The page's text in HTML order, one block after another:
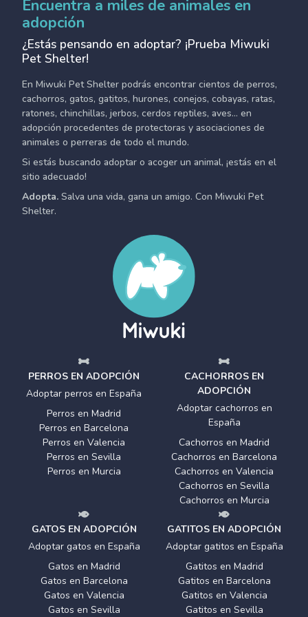
Encuentra a miles de animales en
adopción
¿Estás pensando en adoptar? ¡Prueba Miwuki
Pet Shelter!
En Miwuki Pet Shelter podrás encontrar cientos de perros,
cachorros, gatos, gatitos, hurones, conejos, cobayas, ratas,
ratones, chinchillas, jerbos, cerdos reptiles, aves... en
adopción procedentes de protectoras y asociaciones de
animales o perreras de todo el mundo.
Si estás buscando adoptar o acoger un animal, ¡estás en el
sitio adecuado!
Adopta. Salva una vida, gana un amigo. Con Miwuki Pet
Shelter.
PERROS EN ADOPCIÓN
Adoptar perros en España
Perros en Madrid
Perros en Barcelona
Perros en Valencia
Perros en Sevilla
Perros en Murcia
CACHORROS EN
ADOPCIÓN
Adoptar cachorros en
España
Cachorros en Madrid
Cachorros en Barcelona
Cachorros en Valencia
Cachorros en Sevilla
Cachorros en Murcia
GATOS EN ADOPCIÓN
Adoptar gatos en España
Gatos en Madrid
Gatos en Barcelona
Gatos en Valencia
Gatos en Sevilla
GATITOS EN ADOPCIÓN
Adoptar gatitos en España
Gatitos en Madrid
Gatitos en Barcelona
Gatitos en Valencia
Gatitos en Sevilla